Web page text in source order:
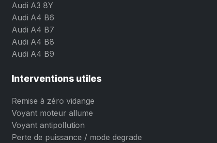
Audi A3 8Y
Audi A4 B6
Audi A4 B7
Audi A4 B8
Audi A4 B9
Interventions utiles
Remise à zéro vidange
Voyant moteur allume
Voyant antipollution
Perte de puissance / mode degrade